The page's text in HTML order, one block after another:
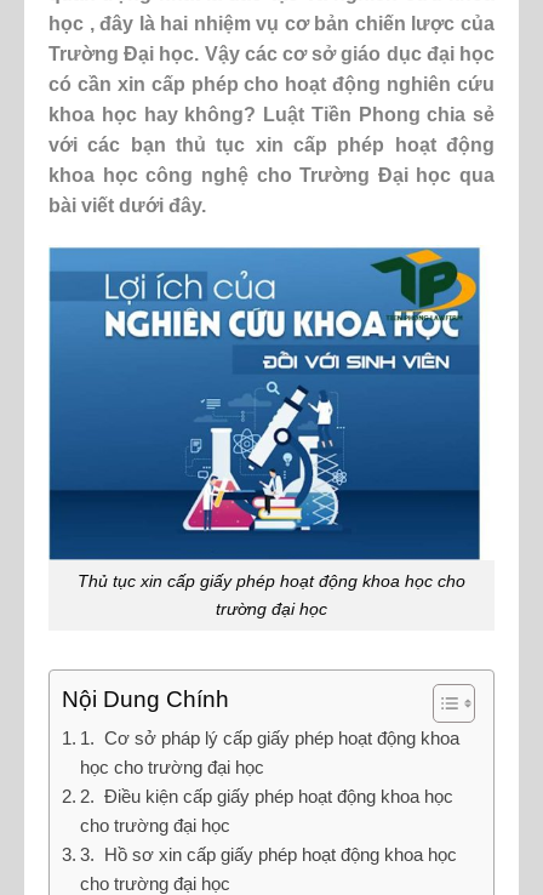
học , đây là hai nhiệm vụ cơ bản chiến lược của
Trường Đại học. Vậy các cơ sở giáo dục đại học
có cần xin cấp phép cho hoạt động nghiên cứu
khoa học hay không? Luật Tiền Phong chia sẻ
với các bạn thủ tục xin cấp phép hoạt động
khoa học công nghệ cho Trường Đại học qua
bài viết dưới đây.
Thủ tục xin cấp giấy phép hoạt động khoa học cho
trường đại học
Nội Dung Chính
1. Cơ sở pháp lý cấp giấy phép hoạt động khoa
học cho trường đại học
2. Điều kiện cấp giấy phép hoạt động khoa học
cho trường đại học
3. Hồ sơ xin cấp giấy phép hoạt động khoa học
cho trường đại học